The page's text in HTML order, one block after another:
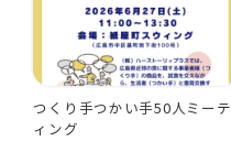
つくり手つかい手50人ミーテ
ィング